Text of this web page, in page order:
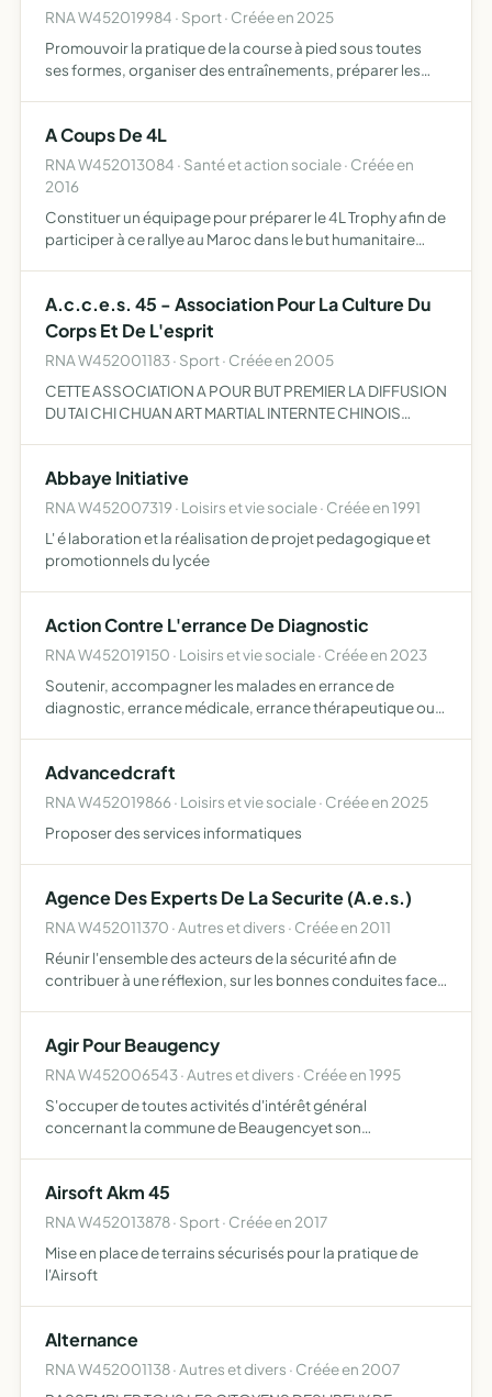
RNA W452019984 · Sport · Créée en 2025
Promouvoir la pratique de la course à pied sous toutes
ses formes, organiser des entraînements, préparer les
A Coups De 4L
RNA W452013084 · Santé et action sociale · Créée en
2016
Constituer un équipage pour préparer le 4L Trophy afin de
participer à ce rallye au Maroc dans le but humanitaire
A.c.c.e.s. 45 - Association Pour La Culture Du
Corps Et De L'esprit
RNA W452001183 · Sport · Créée en 2005
CETTE ASSOCIATION A POUR BUT PREMIER LA DIFFUSION
DU TAI CHI CHUAN ART MARTIAL INTERNTE CHINOIS
OU SPORTIVES DES ADHERENTS STA…
Abbaye Initiative
RNA W452007319 · Loisirs et vie sociale · Créée en 1991
L' é laboration et la réalisation de projet pedagogique et
promotionnels du lycée
Action Contre L'errance De Diagnostic
RNA W452019150 · Loisirs et vie sociale · Créée en 2023
Soutenir, accompagner les malades en errance de
diagnostic, errance médicale, errance thérapeutique ou
…
Advancedcraft
RNA W452019866 · Loisirs et vie sociale · Créée en 2025
Proposer des services informatiques
Agence Des Experts De La Securite (A.e.s.)
RNA W452011370 · Autres et divers · Créée en 2011
Réunir l'ensemble des acteurs de la sécurité afin de
contribuer à une réflexion, sur les bonnes conduites face
aux sou…
Agir Pour Beaugency
RNA W452006543 · Autres et divers · Créée en 1995
S'occuper de toutes activités d'intérêt général
concernant la commune de Beaugencyet son
Airsoft Akm 45
RNA W452013878 · Sport · Créée en 2017
Mise en place de terrains sécurisés pour la pratique de
l'Airsoft
Alternance
RNA W452001138 · Autres et divers · Créée en 2007